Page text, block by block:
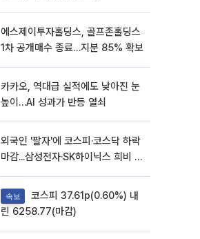
에스제이투자홀딩스, 골프존홀딩스
1차 공개매수 종료…지분 85% 확보
카카오, 역대급 실적에도 낮아진 눈
높이…AI 성과가 반등 열쇠
외국인 '팔자'에 코스피·코스닥 하락
마감...삼성전자·SK하이닉스 희비 갈
속보
린 6258.77(마감)